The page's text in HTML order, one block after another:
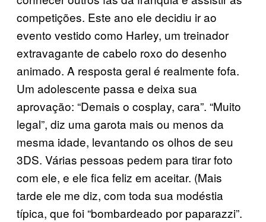
competições. Este ano ele decidiu ir ao
evento vestido como Harley, um treinador
extravagante de cabelo roxo do desenho
animado. A resposta geral é realmente fofa.
Um adolescente passa e deixa sua
aprovação: “Demais o cosplay, cara”. “Muito
legal”, diz uma garota mais ou menos da
mesma idade, levantando os olhos de seu
3DS. Várias pessoas pedem para tirar foto
com ele, e ele fica feliz em aceitar. (Mais
tarde ele me diz, com toda sua modéstia
típica, que foi “bombardeado por paparazzi”.